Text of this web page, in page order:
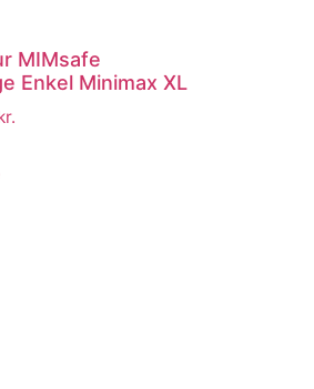
MIMsafe
Enkel Minimax XL